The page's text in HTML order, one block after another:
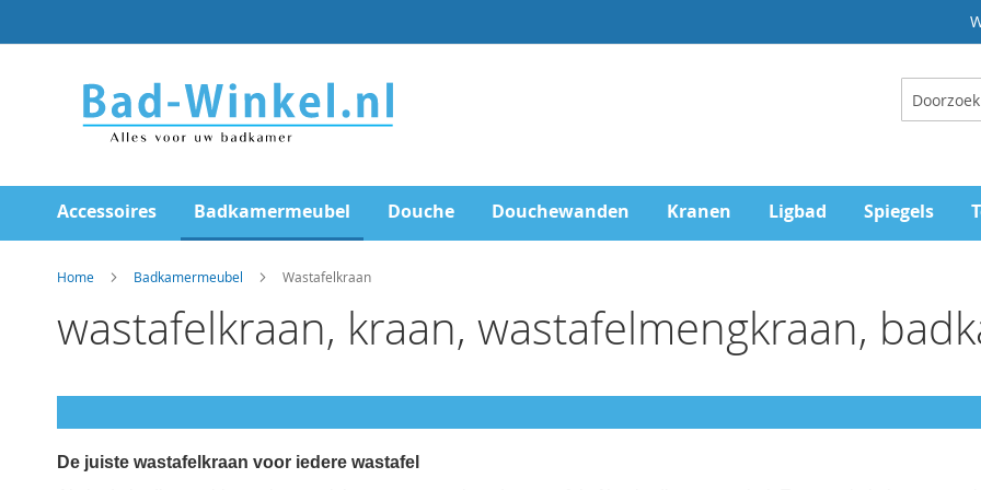
direct
naar
inhoud
Zoeken
Accessoires Badkamermeubel Douche Douchewanden Kranen Ligbad Spiegels
Home Badkamermeubel Wastafelkraan
wastafelkraan, kraan, wastafelmengkraan,
De juiste wastafelkraan voor iedere wastafel